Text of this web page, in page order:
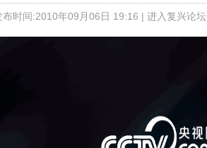
布时间:2010年09月06日 19:16 | 进入复兴论坛